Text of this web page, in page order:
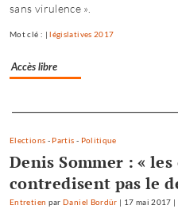
sans virulence ».
Mot clé : |législatives 2017
Accès libre
Elections - Partis - Politique
Denis Sommer : «
contredisent pas le
Entretien parDaniel Bordür | 17 mai 2017 |